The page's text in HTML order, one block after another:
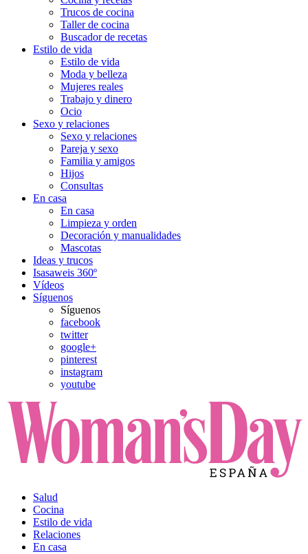
Trucos de cocina
Taller de cocina
Buscador de recetas
Estilo de vida
Estilo de vida
Moda y belleza
Mujeres reales
Trabajo y dinero
Ocio
Sexo y relaciones
Sexo y relaciones
Pareja y sexo
Familia y amigos
Hijos
Consultas
En casa
En casa
Limpieza y orden
Decoración y manualidades
Mascotas
Ideas y trucos
Isasaweis 360º
Vídeos
Síguenos
Síguenos
facebook
twitter
google+
pinterest
instagram
youtube
Salud
Cocina
Estilo de vida
Relaciones
En casa